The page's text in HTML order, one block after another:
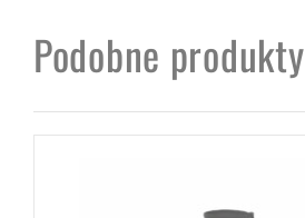
Podobne produkty